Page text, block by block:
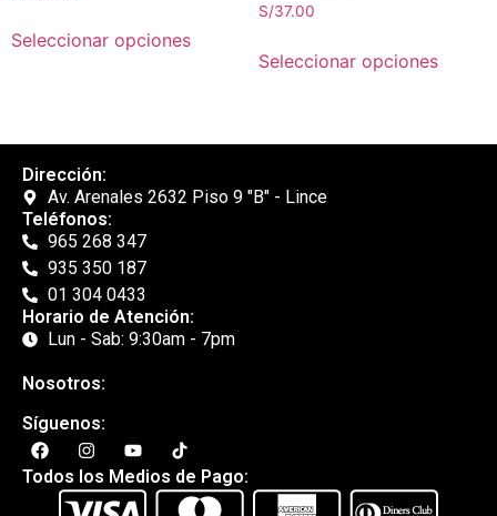
Seleccionar opciones
S/37.00
Seleccionar opciones
Dirección:
Av. Arenales 2632 Piso 9 "B" - Lince
Teléfonos:
965 268 347
935 350 187
01 304 0433
Horario de Atención:
Lun - Sab: 9:30am - 7pm
Nosotros:
Síguenos:
Todos los Medios de Pago: